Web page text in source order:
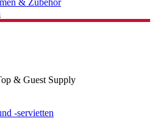
& Zubehör
& Guest Supply
-servietten